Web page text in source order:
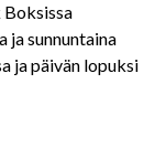
ja sunnuntaina
ja päivän lopuksi